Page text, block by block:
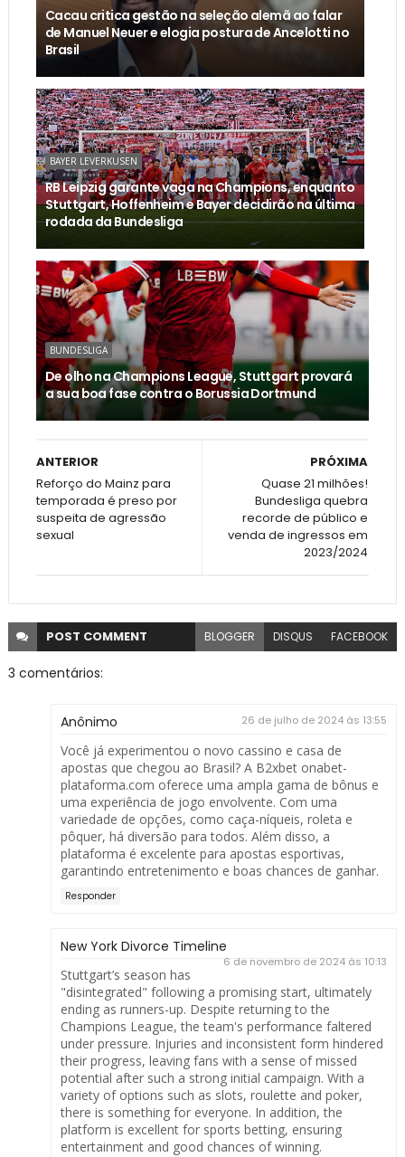
Cacau critica gestão na seleção alemã ao falar
de Manuel Neuer e elogia postura de Ancelotti no
Brasil
BAYER LEVERKUSEN
RB Leipzig garante vaga na Champions, enquanto
Stuttgart, Hoffenheim e Bayer decidirão na última
rodada da Bundesliga
BUNDESLIGA
De olho na Champions League, Stuttgart provará
a sua boa fase contra o Borussia Dortmund
PRÓXIMA
Quase 21 milhões!
Bundesliga quebra
recorde de público e
venda de ingressos em
2023/2024
ANTERIOR
Reforço do Mainz para
temporada é preso por
suspeita de agressão
sexual
POST COMMENT BLOGGER DISQUS FACEBOOK
3 comentários:
Anônimo 26 de julho de 2024 às 13:55
Você já experimentou o novo cassino e casa de
apostas que chegou ao Brasil? A B2xbet onabet-
plataforma.com oferece uma ampla gama de bônus e
uma experiência de jogo envolvente. Com uma
variedade de opções, como caça-níqueis, roleta e
pôquer, há diversão para todos. Além disso, a
plataforma é excelente para apostas esportivas,
garantindo entretenimento e boas chances de ganhar.
Responder
New York Divorce Timeline
6 de novembro de 2024 às 10:13
Stuttgart’s season has
"disintegrated" following a promising start, ultimately
ending as runners-up. Despite returning to the
Champions League, the team's performance faltered
under pressure. Injuries and inconsistent form hindered
their progress, leaving fans with a sense of missed
potential after such a strong initial campaign. With a
variety of options such as slots, roulette and poker,
there is something for everyone. In addition, the
platform is excellent for sports betting, ensuring
entertainment and good chances of winning.